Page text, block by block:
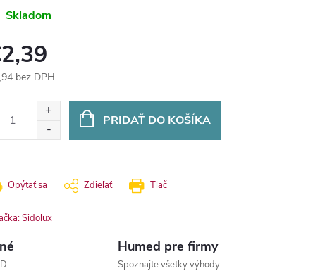
Skladom
bez DPH
PRIDAŤ DO KOŠÍKA
Tlač
Opýtať sa Zdieľať
Sidolux
Humed pre firmy
Spoznajte všetky výhody.